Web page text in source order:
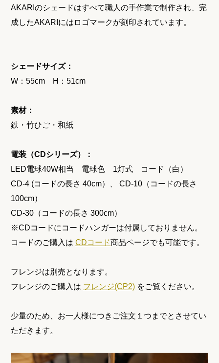
AKARIのシェードはすべて職人の手作業で制作され、完
成したAKARIにはロゴマークが刻印されています。
シェードサイズ：
W：55cm H：51cm
素材：
鉄・竹ひご・和紙
電装（CDシリーズ）：
LED電球40W相当 電球色 1灯式 コード（白）
CD-4 (コードの長さ 40cm）、 CD-10（コードの長さ
100cm）
CD-30（コードの長さ 300cm）
※CDコードにコードハンガーは付属しておりません。
コードのご購入はCDコード商品ページでも可能です。
フレンジは別売となります。
フレンジのご購入は フレンジ(CP2) をご覧ください。
少量のため、お一人様につきご注文１つまでとさせてい
ただきます。